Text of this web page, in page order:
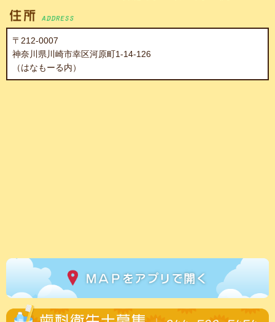
〒212-0007
神奈川県川崎市幸区河原町1-14-126
（はなもーる内）